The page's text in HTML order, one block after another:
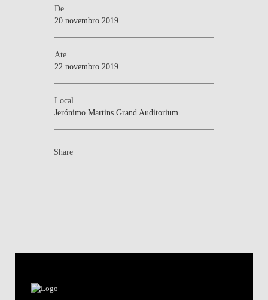
De
20 novembro 2019
Ate
22 novembro 2019
Local
Jerónimo Martins Grand Auditorium
Share